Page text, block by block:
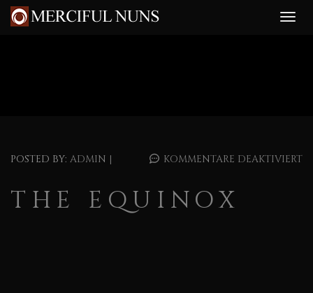
POSTED BY: ADMIN | KOMMENTARE DEAKTIVIERT
THE EQUINOX